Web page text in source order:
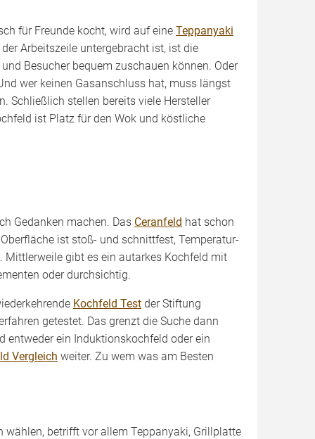
für Freunde kocht, wird auf eine Teppanyaki
Arbeitszeile untergebracht ist, ist die
Besucher bequem zuschauen können. Oder
wer keinen Gasanschluss hat, muss längst
Schließlich stellen bereits viele Hersteller
ist Platz für den Wok und köstliche
Gedanken machen. Das Ceranfeld hat schon
ist stoß- und schnittfest, Temperatur-
gibt es ein autarkes Kochfeld mit
oder durchsichtig.
Kochfeld Test der Stiftung
getestet. Das grenzt die Suche dann
entweder ein Induktionskochfeld oder ein
Vergleich weiter. Zu wem was am Besten
betrifft vor allem Teppanyaki, Grillplatte